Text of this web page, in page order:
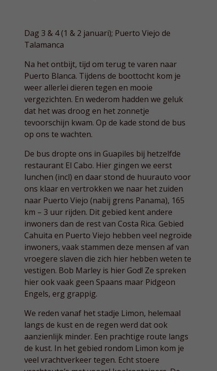
Dag 3 & 4 (1 & 2 januari); Puerto Viejo de
Talamanca
Na het ontbijt, tijd om terug te varen naar
Puerto Blanca. Tijdens de boottocht kom je
weer allerlei dieren tegen en mooie
vergezichten. En wederom hadden we geluk
dat het was droog en het zonnetje
tevoorschijn kwam. Op de kade stond de bus
op ons te wachten.
De bus dropte ons in Guapiles bij hetzelfde
restaurant El Cabo. Hier gingen we eerst
lunchen (incl) en daar stond de huurauto voor
ons klaar en vertrokken we naar het zuiden
naar Puerto Viejo (nabij grens Panama), 165
km – 3 uur rijden. Dit gebied kent andere
inwoners dan de rest van Costa Rica. Gebied
Cahuita en Puerto Viejo hebben veel negroïde
inwoners, vaak stammen deze mensen af van
vroegere slaven die zich hier hebben weten te
vestigen. Bob Marley is hier God! Ze spreken
hier ook vaak geen Spaans maar Pidgeon
Engels, erg grappig.
We reden vanaf het stadje Limon, helemaal
langs de kust en de regen werd dat ook
aanzienlijk minder. Een prachtige route langs
de kust. In het gebied rondom Limon kom je
veel vrachtverkeer tegen. Echt stoere